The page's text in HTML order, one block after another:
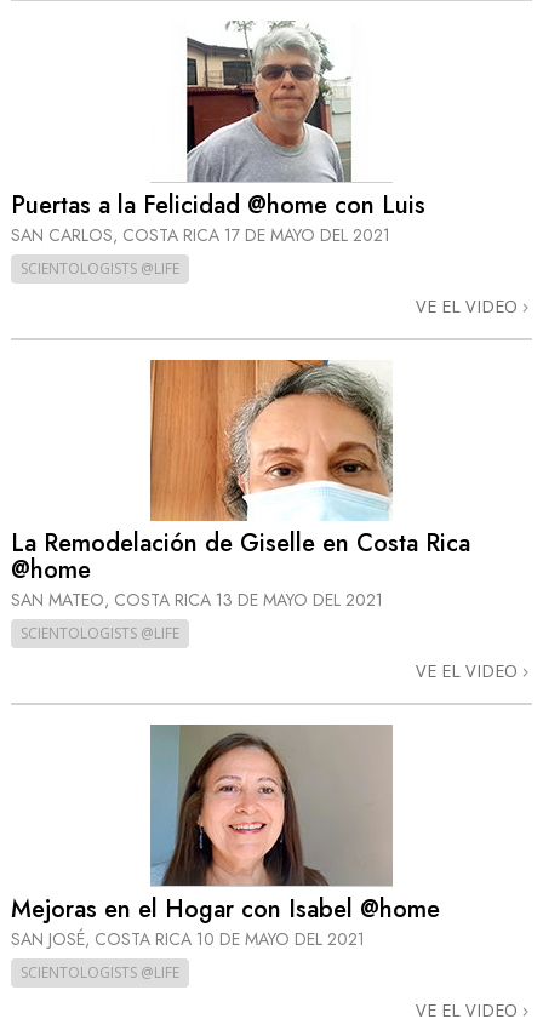
Puertas a la Felicidad @home con Luis
SAN CARLOS, COSTA RICA 17 DE MAYO DEL 2021
SCIENTOLOGISTS @LIFE
VE EL VIDEO
La Remodelación de Giselle en Costa Rica
@home
SAN MATEO, COSTA RICA 13 DE MAYO DEL 2021
SCIENTOLOGISTS @LIFE
VE EL VIDEO
Mejoras en el Hogar con Isabel @home
SAN JOSÉ, COSTA RICA 10 DE MAYO DEL 2021
SCIENTOLOGISTS @LIFE
VE EL VIDEO